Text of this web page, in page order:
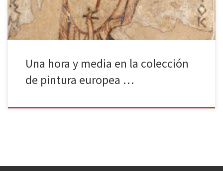
Una hora y media en la colección
de pintura europea …